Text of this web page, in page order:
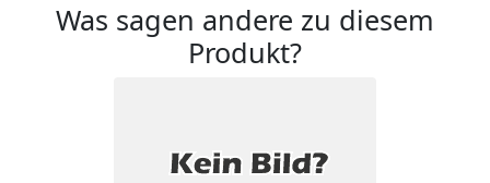
Was sagen andere zu diesem
Produkt?